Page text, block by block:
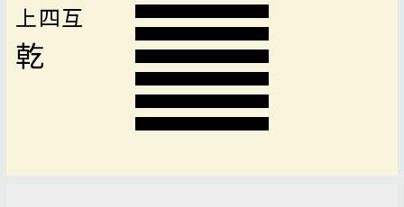
上四互
乾